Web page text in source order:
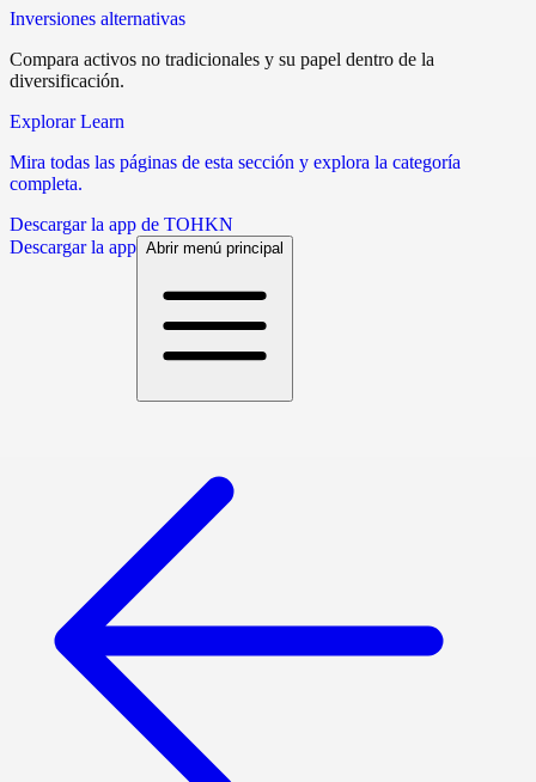
Inversiones alternativas
Compara activos no tradicionales y su papel dentro de la
diversificación.
Explorar Learn
Mira todas las páginas de esta sección y explora la categoría
completa.
Descargar la app de TOHKN
Descargar la app Abrir menú principal